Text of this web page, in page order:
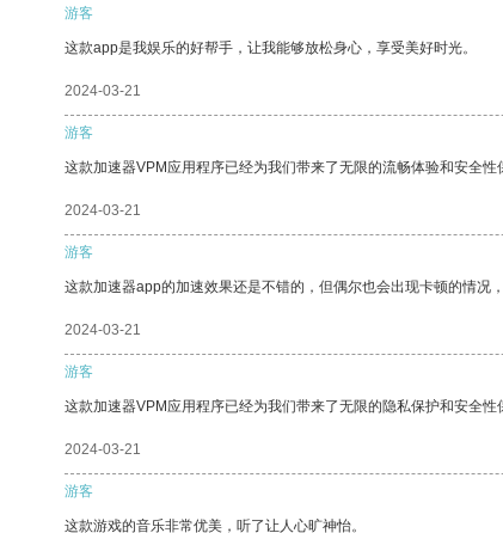
游客
这款app是我娱乐的好帮手，让我能够放松身心，享受美好时光。
2024-03-21
游客
这款加速器VPM应用程序已经为我们带来了无限的流畅体验和安全性
2024-03-21
游客
这款加速器app的加速效果还是不错的，但偶尔也会出现卡顿的情况
2024-03-21
游客
这款加速器VPM应用程序已经为我们带来了无限的隐私保护和安全性
2024-03-21
游客
这款游戏的音乐非常优美，听了让人心旷神怡。